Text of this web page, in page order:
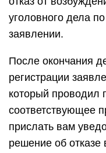
уголовного дела
заявлении.
После окончания
регистрации
который проводил
соответствующее
прислать вам
решение об отказе